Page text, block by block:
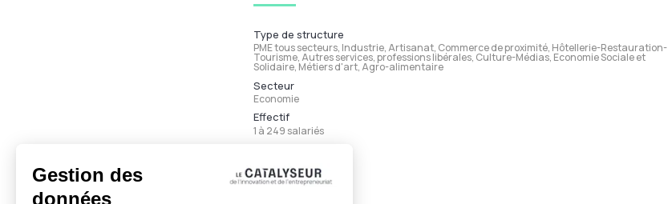
Type de structure
PME tous secteurs, Industrie, Artisanat, Commerce de proximité, Hôtellerie-Restauration-
Tourisme, Autres services, professions libérales, Culture-Médias, Economie Sociale et
Solidaire, Métiers d'art, Agro-alimentaire
Secteur
Economie
Effectif
1 à 249 salariés